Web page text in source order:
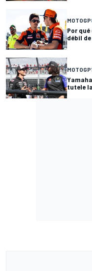
MOTOGP
Por
débil de
MOTOGP
tutele